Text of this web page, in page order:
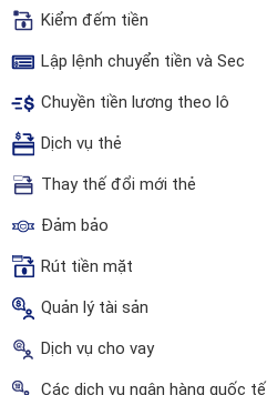
Kiểm đếm tiền
Lập lệnh chuyển tiền và Sec
Chuyền tiền lương theo lô
Dịch vụ thẻ
Thay thế đổi mới thẻ
Đảm bảo
Rút tiền mặt
Quản lý tài sản
Dịch vụ cho vay
Các dịch vụ ngân hàng quốc tế